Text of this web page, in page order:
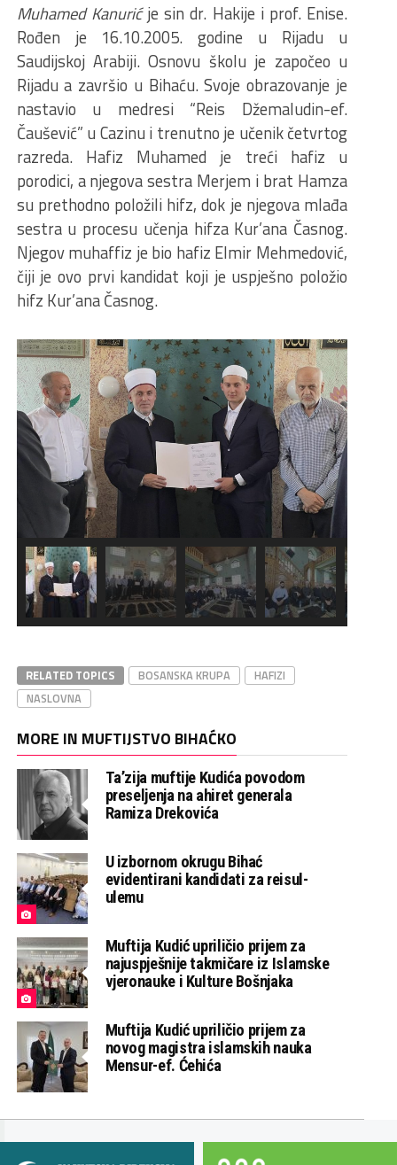
Muhamed Kanurićje sin dr. Hakije i prof. Enise.
Rođen je 16.10.2005. godine u Rijadu u
Saudijskoj Arabiji. Osnovu školu je započeo u
Rijadu a završio u Bihaću. Svoje obrazovanje je
nastavio u medresi “Reis Džemaludin-ef.
Čaušević” u Cazinu i trenutno je učenik četvrtog
razreda. Hafiz Muhamed je treći hafiz u
porodici, a njegova sestra Merjem i brat Hamza
su prethodno položili hifz, dok je njegova mlađa
sestra u procesu učenja hifza Kur’ana Časnog.
Njegov muhaffiz je bio hafiz Elmir Mehmedović,
čiji je ovo prvi kandidat koji je uspješno položio
hifz Kur’ana Časnog.
RELATED TOPICS BOSANSKA KRUPA
HAFIZI
NASLOVNA
MORE IN MUFTIJSTVO BIHAĆKO
Ta’zija muftije Kudića povodom
preseljenja na ahiret generala
Ramiza Drekovića
U izbornom okrugu Bihać
evidentirani kandidati za reisul-
ulemu
Muftija Kudić upriličio prijem za
najuspješnije takmičare iz Islamske
vjeronauke i Kulture Bošnjaka
Muftija Kudić upriličio prijem za
novog magistra islamskih nauka
Mensur-ef. Ćehića